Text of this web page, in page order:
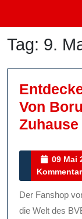
Tag: 9.
Von
09 Mai
Der Fanshop von Borussia Dortmund: Tauchen Sie ein in
die Welt des